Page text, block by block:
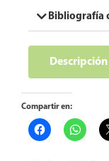
Bibliografía
Compartir en: